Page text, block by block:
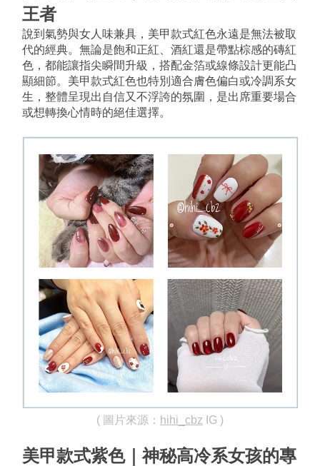
王者
說到氣勢與女人味兼具，美甲款式紅色永遠是無法被取
代的經典。無論是飽和正紅、酒紅還是帶點棕感的磚紅
色，都能讓指尖瞬間升級，搭配金箔或線條設計更能凸
顯細節。美甲款式紅色也特別適合膚色偏白或冷調系女
生，整體呈現出自信又不浮誇的氛圍，是出席重要場合
或想轉換心情時的絕佳選擇。
( 圖片來源： hihi_cbz IG )
美甲款式紫色｜神秘高冷系女孩的專